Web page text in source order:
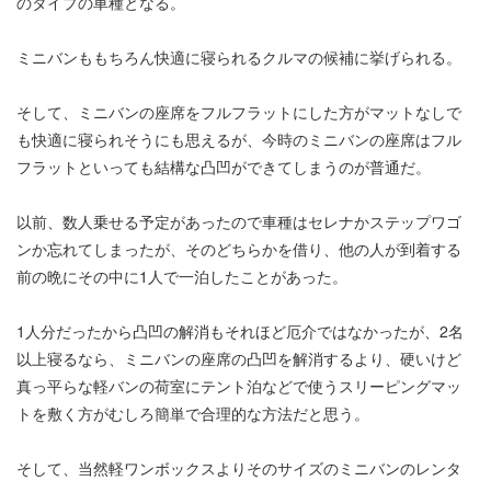
ミニバンももちろん快適に寝られるクルマの候補に挙げられる。
そして、ミニバンの座席をフルフラットにした方がマットなしで
も快適に寝られそうにも思えるが、今時のミニバンの座席はフル
フラットといっても結構な凸凹ができてしまうのが普通だ。
以前、数人乗せる予定があったので車種はセレナかステップワゴ
ンか忘れてしまったが、そのどちらかを借り、他の人が到着する
前の晩にその中に1人で一泊したことがあった。
1人分だったから凸凹の解消もそれほど厄介ではなかったが、2名
以上寝るなら、ミニバンの座席の凸凹を解消するより、硬いけど
真っ平らな軽バンの荷室にテント泊などで使うスリーピングマッ
トを敷く方がむしろ簡単で合理的な方法だと思う。
そして、当然軽ワンボックスよりそのサイズのミニバンのレンタ